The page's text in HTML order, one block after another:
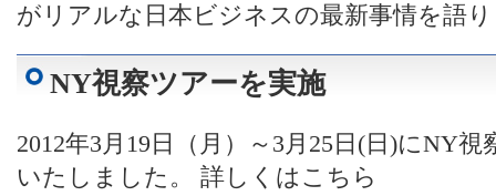
がリアルな日本ビジネスの最新事情を語
NY視察ツアーを実施
2012年3月19日（月）～3月25日(日)にNY
いたしました。 詳しくはこちら